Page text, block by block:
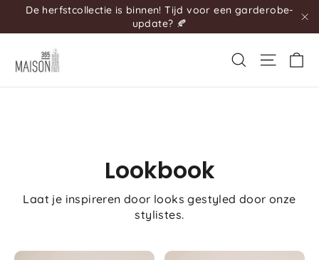
De herfstcollectie is binnen! Tijd voor een garderobe-
update? 🍂
""
Lookbook
Laat je inspireren door looks gestyled door onze
stylistes.